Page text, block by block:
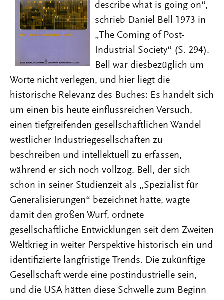
describe what is going on“,
schrieb Daniel Bell 1973 in
„The Coming of Post-
Industrial Society“ (S. 294).
Bell war diesbezüglich um
Worte nicht verlegen, und hier liegt die
historische Relevanz des Buches: Es handelt sich
um einen bis heute einflussreichen Versuch,
einen tiefgreifenden gesellschaftlichen Wandel
westlicher Industriegesellschaften zu
beschreiben und intellektuell zu erfassen,
während er sich noch vollzog. Bell, der sich
schon in seiner Studienzeit als „Spezialist für
Generalisierungen“ bezeichnet hatte, wagte
damit den großen Wurf, ordnete
gesellschaftliche Entwicklungen seit dem Zweiten
Weltkrieg in weiter Perspektive historisch ein und
identifizierte langfristige Trends. Die zukünftige
Gesellschaft werde eine postindustrielle sein,
und die USA hätten diese Schwelle zum Beginn